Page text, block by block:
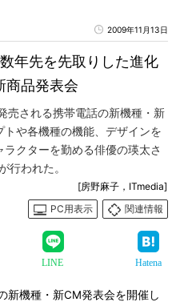
2009年11月13日
年先を先取りした進化
品発表会
売される携帯電話の新機種・新
や各機種の機能、デザインを
クターを勤める俳優の瑛太さ
行われた。
[房野麻子，ITmedia]
PC用表示
関連情報
LINE Hatena
新機種・新CM発表会を開催し